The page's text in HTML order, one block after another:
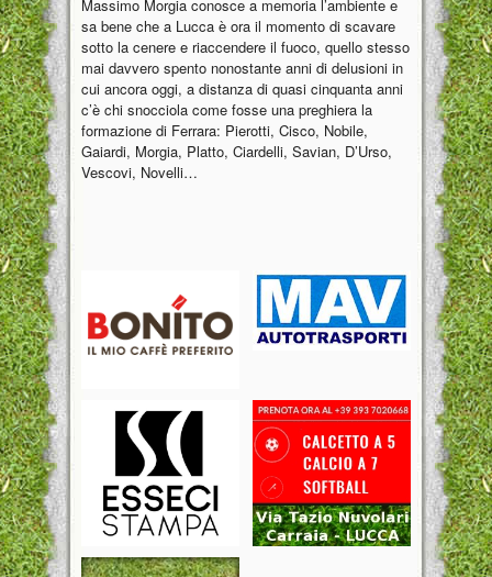
Massimo Morgia conosce a memoria l’ambiente e
sa bene che a Lucca è ora il momento di scavare
sotto la cenere e riaccendere il fuoco, quello stesso
mai davvero spento nonostante anni di delusioni in
cui ancora oggi, a distanza di quasi cinquanta anni
c’è chi snocciola come fosse una preghiera la
formazione di Ferrara: Pierotti, Cisco, Nobile,
Gaiardi, Morgia, Platto, Ciardelli, Savian, D’Urso,
Vescovi, Novelli…